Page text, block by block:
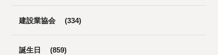
建設業協会 (334)
誕生日 (859)